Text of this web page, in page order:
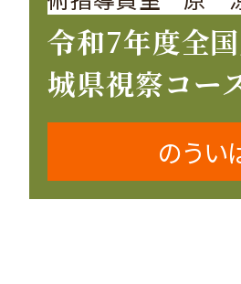
令和7年度全
城県視察コー
のうい